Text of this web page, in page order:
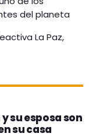
del planeta
La Paz,
su esposa son
su casa